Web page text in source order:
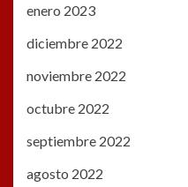
enero 2023
diciembre 2022
noviembre 2022
octubre 2022
septiembre 2022
agosto 2022